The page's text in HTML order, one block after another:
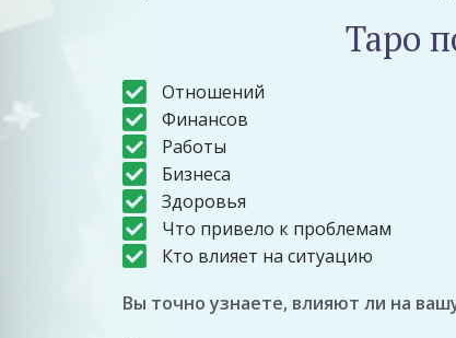
Таро
Отношений
Финансов
Работы
Бизнеса
Здоровья
Что привело к проблемам
Кто влияет на ситуацию
Вы точно узнаете, влияют ли на